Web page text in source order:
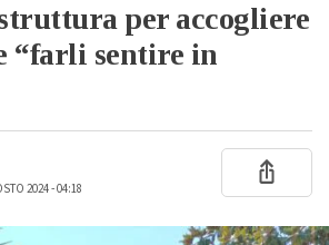
per accogliere
“farli sentire in
2024 - 04:18